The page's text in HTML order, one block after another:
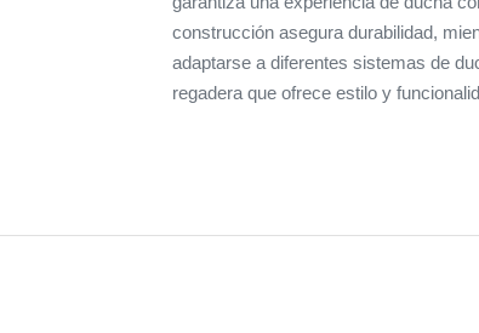
construcción asegura durabilidad,
adaptarse a diferentes sistemas de
regadera que ofrece estilo y